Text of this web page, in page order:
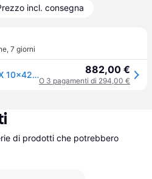
incl. consegna
, 7 giorni
Bushnell Telemetro Fusion X 10x42 Binoculars Argento 882,00 €
O 3 pagamenti di 294,00 €
di prodotti che potrebbero